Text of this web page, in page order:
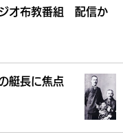
オ布教番組 配信か
艇長に焦点